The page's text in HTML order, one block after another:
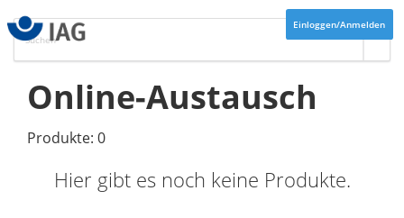
Einloggen/Anmelden
Online-Austausch
Produkte: 0
Hier gibt es noch keine Produkte.